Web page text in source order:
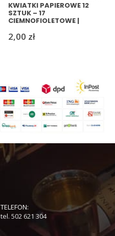
KWIATKI PAPIEROWE 12
SZTUK – 17
CIEMNOFIOLETOWE |
2,00 zł
TELEFON:
tel. 502 621 304